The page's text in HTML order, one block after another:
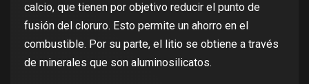
calcio, que tienen por objetivo reducir el punto de
fusión del cloruro. Esto permite un ahorro en el
combustible. Por su parte, el litio se obtiene a través
de minerales que son aluminosilicatos.